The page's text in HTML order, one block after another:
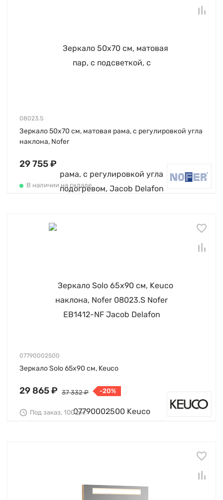
08023.S
Зеркало 50х70 см, матовая рама, c регулировкой угла
наклона, Nofer
29 755 ₽
В наличии на складе
07790002500
Зеркало Solo 65х90 см, Keuco
29 865 ₽ 37 332 ₽ -20%
Под заказ, 100 дн.